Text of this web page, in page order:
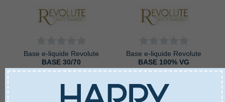
Base e-liquide Revolute
BASE 30/70
4,20 €
Ajouter au panier
Base e-liquide Revolute
BASE 100% VG
4,20 €
Ajouter au panier